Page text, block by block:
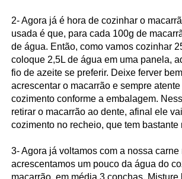
2- Agora já é hora de cozinhar o
usada é que, para cada 100g de
de água. Então, como vamos cozinhar
coloque 2,5L de água em uma panela,
fio de azeite se preferir. Deixe ferver
acrescentar o macarrão e sempre
cozimento conforme a embalagem.
retirar o macarrão ao dente, afinal ele
cozimento no recheio, que tem bastante
3- Agora já voltamos com a nossa carne
acrescentamos um pouco da água do
macarrão, em média 3 conchas. Misture